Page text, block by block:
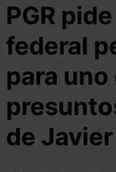
PGR
federal
para uno
de